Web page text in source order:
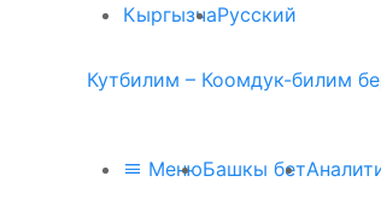
КыргызчаРусский
Кутбилим – Коомдук-билим
МенюБашкы бет